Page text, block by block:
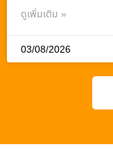
ดูเพิ่มเติม »
03/08/2026